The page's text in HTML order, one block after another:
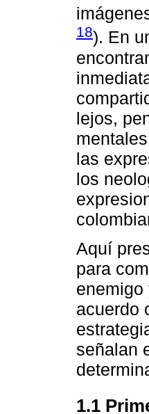
18). En
lejos,
las
los
Aquí
para
enemigo
acuerdo
señalan
1.1